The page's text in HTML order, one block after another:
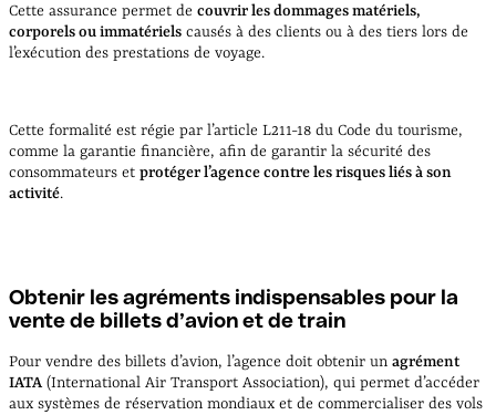
Cette assurance permet de couvrir les dommages matériels,
corporels ou immatériels causés à des clients ou à des tiers lors de
l’exécution des prestations de voyage.
Cette formalité est régie par l’article L211-18 du Code du tourisme,
comme la garantie financière, afin de garantir la sécurité des
consommateurs et protéger l’agence contre les risques liés à son
activité.
Obtenir les agréments indispensables pour la
vente de billets d’avion et de train
Pour vendre des billets d’avion, l’agence doit obtenir un agrément
IATA(International Air Transport Association), qui permet d’accéder
aux systèmes de réservation mondiaux et de commercialiser des vols